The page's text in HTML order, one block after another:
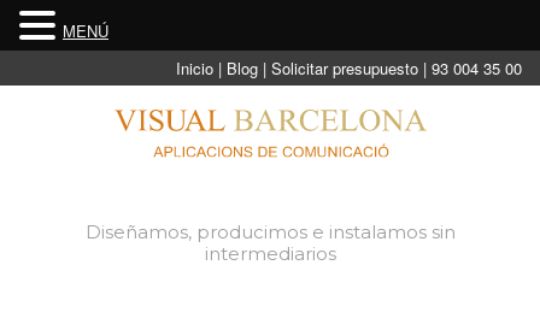
Inicio | Blog | Solicitar presupuesto | 93 004 35 00
Diseñamos, producimos e instalamos sin
intermediarios
MENÚ